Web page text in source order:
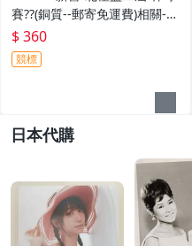
賽??(銅質--郵寄免運費)相關-精
緻紀念章
$ 360
競標
日本代購